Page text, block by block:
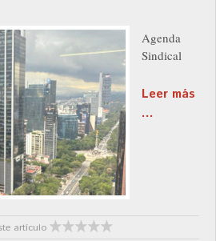
Agenda
Sindical
Leer más
...
artículo